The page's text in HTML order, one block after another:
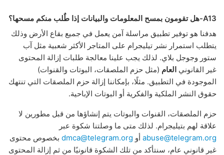
A13-هل تقومون بمسح المعلومات والبيانات إذا طٌلب منكم مسحها؟
هدفنا هو توفير تطبيق مراسلة آمن يعمل في جميع بقاع الأرض وذلك
يتطلب استمرار نشر تيليجرام على المتاجر الأكثر شعبية مثل آب
ستور وجوجل بلاي. لذلك يجب علينا معالجة طلبات إزالة المحتوى
غير القانوني العام (مثل حزم الملصقات، البوتات والقنوات)
الموجودة في التطبيق. مثلًا، بإمكاننا إزالة حزم الملصقات التي تنتهك
حقوق النشر الملكية والفكرية أو البوتات الإباحية.
حزم الملصقات، القنوات والبوتات يتم إنشاؤها من قبل مطورين لا
علاقة لهم بتيليجرام. لذلك متى ما وصلتنا شكوة عبر
abuse@telegram.org أو dmca@telegram.org بخصوص محتوى
غير قانوني عام، سنتأكد من تلك الشكوة قانونيًا من ثم إزالة المحتوى